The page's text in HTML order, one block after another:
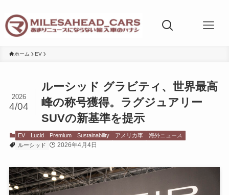
ホーム EV
ルーシッド グラビティ、世界最高
峰の称号獲得。ラグジュアリー
SUVの新基準を提示
2026
4/04
EV Lucid Premium Sustainability アメリカ車
海外ニュース
ルーシッド
2026年4月4日